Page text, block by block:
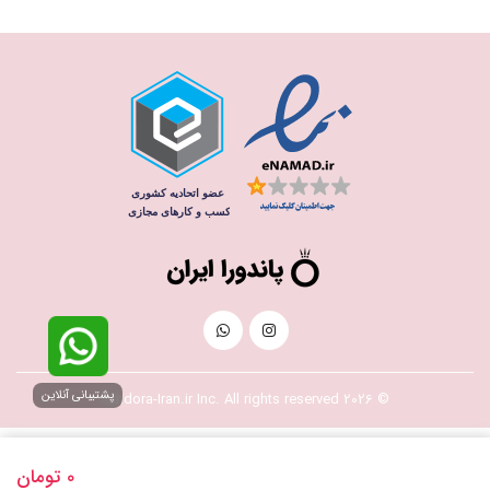
0 تومان
© 2026 Pandora-Iran.ir Inc. All rights reserved پشتیبانی آنلاین